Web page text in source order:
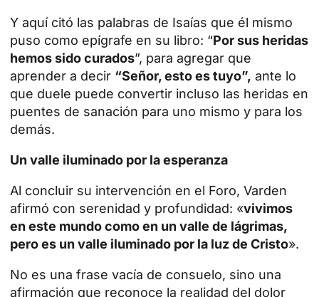
Y aquí citó las palabras de Isaías que él mismo
puso como epígrafe en su libro: “Por sus heridas
hemos sido curados”, para agregar que
aprender a decir “Señor, esto es tuyo”, ante lo
que duele puede convertir incluso las heridas en
puentes de sanación para uno mismo y para los
demás.
Un valle iluminado por la esperanza
Al concluir su intervención en el Foro, Varden
afirmó con serenidad y profundidad: «vivimos
en este mundo como en un valle de lágrimas,
pero es un valle iluminado por la luz de Cristo».
No es una frase vacía de consuelo, sino una
afirmación que reconoce la realidad del dolor